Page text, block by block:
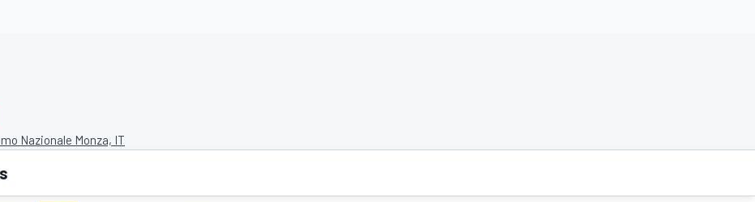
Nazionale Monza, IT